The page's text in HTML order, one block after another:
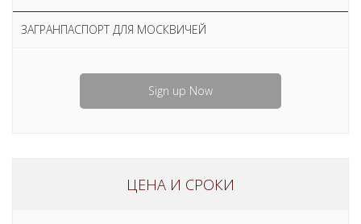
ЗАГРАНПАСПОРТ ДЛЯ МОСКВИЧЕЙ
Sign up Now
ЦЕНА И СРОКИ